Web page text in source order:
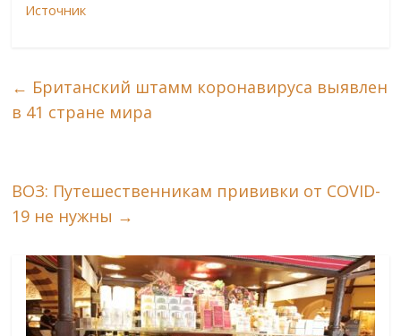
Источник
← Британский штамм коронавируса выявлен
в 41 стране мира
ВОЗ: Путешественникам прививки от COVID-
19 не нужны →